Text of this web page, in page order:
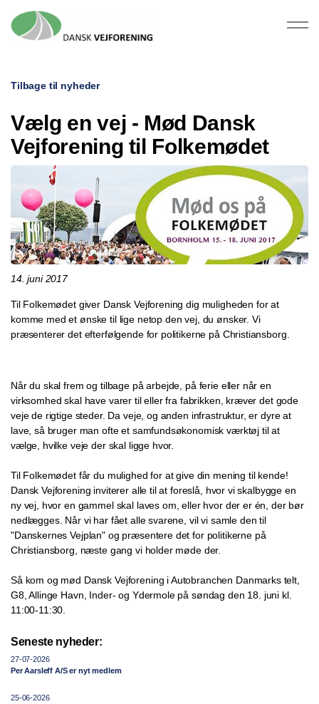
Tilbage til nyheder
Vælg en vej - Mød Dansk
Vejforening til Folkemødet
14. juni 2017
Til Folkemødet giver Dansk Vejforening dig muligheden for at
komme med et ønske til lige netop den vej, du ønsker. Vi
præsenterer det efterfølgende for politikerne på Christiansborg.
Når du skal frem og tilbage på arbejde, på ferie eller når en
virksomhed skal have varer til eller fra fabrikken, kræver det gode
veje de rigtige steder. Da veje, og anden infrastruktur, er dyre at
lave, så bruger man ofte et samfundsøkonomisk værktøj til at
vælge, hvilke veje der skal ligge hvor.
Til Folkemødet får du mulighed for at give din mening til kende!
Dansk Vejforening inviterer alle til at foreslå, hvor vi skalbygge en
ny vej, hvor en gammel skal laves om, eller hvor der er én, der bør
nedlægges. Når vi har fået alle svarene, vil vi samle den til
"Danskernes Vejplan" og præsentere det for politikerne på
Christiansborg, næste gang vi holder møde der.
Så kom og mød Dansk Vejforening i Autobranchen Danmarks telt,
G8, Allinge Havn, Inder- og Ydermole på søndag den 18. juni kl.
11:00-11:30.
Seneste nyheder:
27-07-2026
Per Aarsleff A/S er nyt medlem
25-06-2026